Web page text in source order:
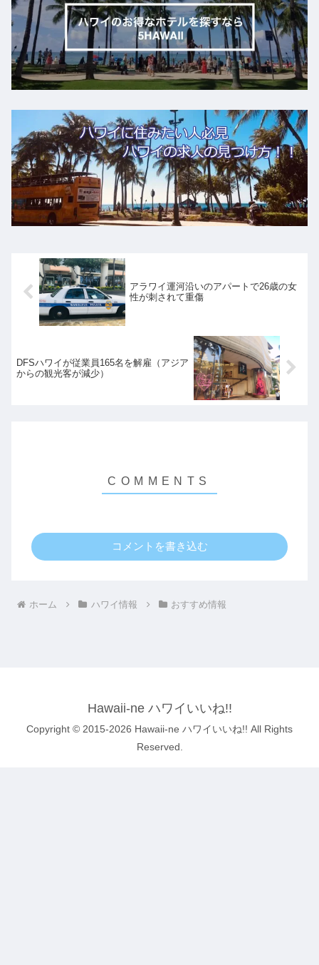
アラワイ運河沿いのアパートで26歳の女
性が刺されて重傷
DFSハワイが従業員165名を解雇（アジア
からの観光客が減少）
コメントを書き込む
ホーム ハワイ情報 おすすめ情報
Hawaii-ne ハワイいいね!!
Copyright © 2015-2026 Hawaii-ne ハワイいいね!! All Rights
Reserved.